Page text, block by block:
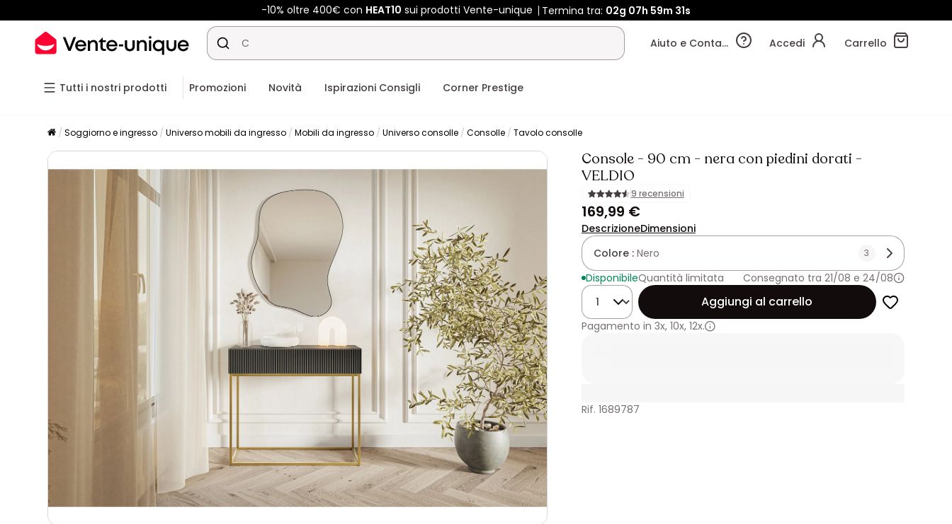
-10% oltre 400€ con HEAT10sui prodotti Vente-unique Termina tra: 02g 07h 59m 28s
Aiuto e Contatti Accedi Carrello
Tutti i nostri prodotti Promozioni Novità Ispirazioni Consigli Corner Prestige
Soggiorno e ingresso Universo mobili da ingresso Mobili da ingresso Universo consolle Consolle Tavolo consolle
Console - 90 cm - nera con piedini dorati -
VELDIO
9 recensioni
169,99 €
DescrizioneDimensioni
Colore : Nero 3
DisponibileQuantità limitata
Consegnato tra 21/08 e 24/08
Quantità
Aggiungi al carrello
Pagamento in 3x, 10x, 12x.
Rif. 1689787